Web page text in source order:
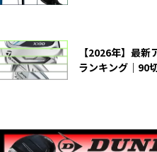
【2026年】最
ランキング｜90